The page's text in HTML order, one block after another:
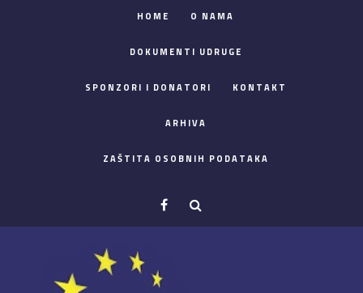
HOME O NAMA
DOKUMENTI UDRUGE
SPONZORI I DONATORI KONTAKT
ARHIVA
ZAŠTITA OSOBNIH PODATAKA